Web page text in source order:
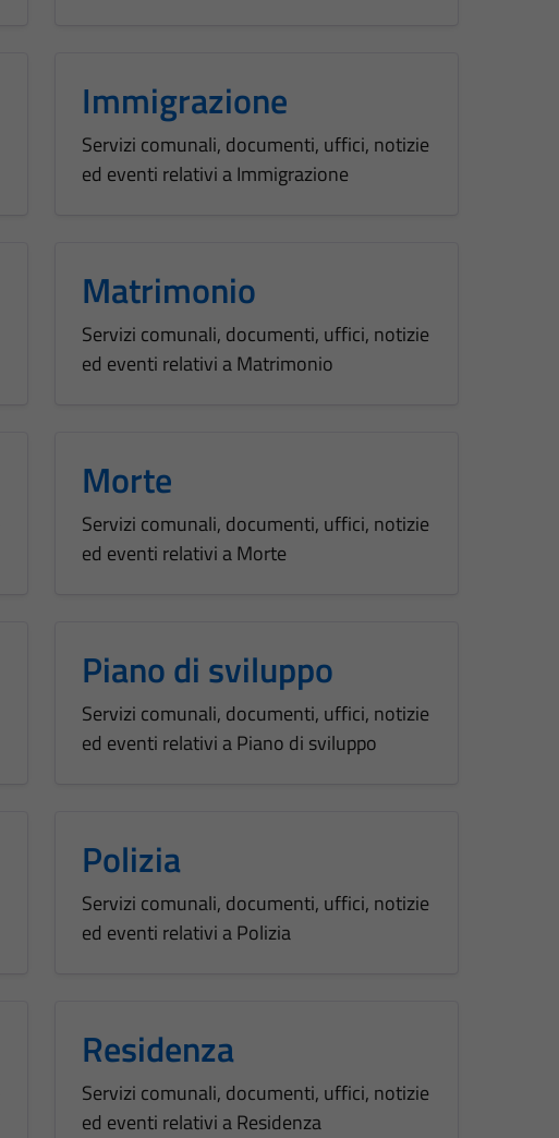
Immigrazione
Servizi comunali, documenti, uffici, notizie
ed eventi relativi a Immigrazione
Matrimonio
Servizi comunali, documenti, uffici, notizie
ed eventi relativi a Matrimonio
Morte
Servizi comunali, documenti, uffici, notizie
ed eventi relativi a Morte
Piano di sviluppo
Servizi comunali, documenti, uffici, notizie
ed eventi relativi a Piano di sviluppo
Polizia
Servizi comunali, documenti, uffici, notizie
ed eventi relativi a Polizia
Residenza
Servizi comunali, documenti, uffici, notizie
ed eventi relativi a Residenza